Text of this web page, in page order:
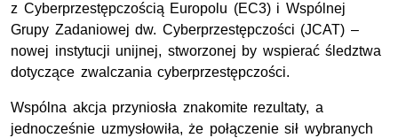
z Cyberprzestępczością Europolu (EC3) i Wspólnej
Grupy Zadaniowej dw. Cyberprzestępczości (JCAT) –
nowej instytucji unijnej, stworzonej by wspierać śledztwa
dotyczące zwalczania cyberprzestępczości.
Wspólna akcja przyniosła znakomite rezultaty, a
jednocześnie uzmysłowiła, że połączenie sił wybranych